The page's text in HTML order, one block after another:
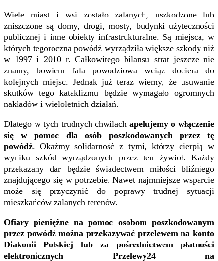
Wiele miast i wsi zostało zalanych, uszkodzone lub
zniszczone są domy, drogi, mosty, budynki użyteczności
publicznej i inne obiekty infrastrukturalne. Są miejsca, w
których tegoroczna powódź wyrządziła większe szkody niż
w 1997 i 2010 r. Całkowitego bilansu strat jeszcze nie
znamy, bowiem fala powodziowa wciąż dociera do
kolejnych miejsc. Jednak już teraz wiemy, że usuwanie
skutków tego kataklizmu będzie wymagało ogromnych
nakładów i wieloletnich działań.
Dlatego w tych trudnych chwilach apelujemy o włączenie
się w pomoc dla osób poszkodowanych przez tę
powódź. Okażmy solidarność z tymi, którzy cierpią w
wyniku szkód wyrządzonych przez ten żywioł. Każdy
przekazany dar będzie świadectwem miłości bliźniego
znajdującego się w potrzebie. Nawet najmniejsze wsparcie
może się przyczynić do poprawy trudnej sytuacji
mieszkańców zalanych terenów.
Ofiary pieniężne na pomoc osobom poszkodowanym
przez powódź można przekazywać przelewem na konto
Diakonii Polskiej lub za pośrednictwem płatności
elektronicznych Przelewy24 na